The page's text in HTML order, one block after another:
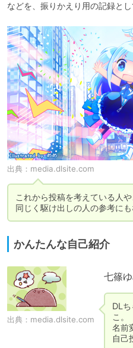
などを、振りかえり用の記録と
出典： media.dlsite.com
これから投稿を考えている人や
同じく駆け出しの人の参考に
かんたんな自己紹介
出典： media.dlsite.com
七篠
DL
こ。
名前
自己